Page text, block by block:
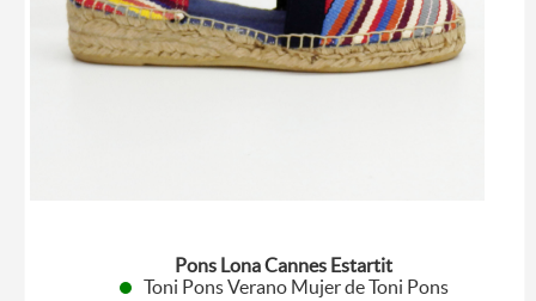
Pons Lona Cannes Estartit
Toni Pons Verano Mujer de Toni Pons